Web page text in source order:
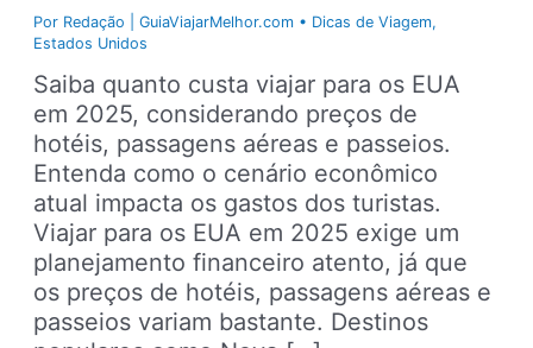
Por Redação | GuiaViajarMelhor.com • Dicas de Viagem,
Estados Unidos
Saiba quanto custa viajar para os EUA
em 2025, considerando preços de
hotéis, passagens aéreas e passeios.
Entenda como o cenário econômico
atual impacta os gastos dos turistas.
Viajar para os EUA em 2025 exige um
planejamento financeiro atento, já que
os preços de hotéis, passagens aéreas e
passeios variam bastante. Destinos